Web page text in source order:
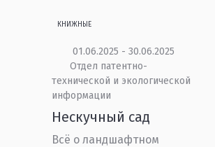
КНИЖНЫЕ
01.06.2025 - 30.06.2025
Отдел патентно-
технической и экологической
информации
Нескучный сад
Всё о ландшафтном